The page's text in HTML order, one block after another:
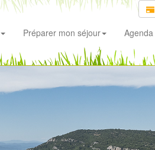
Préparer mon séjour Agenda